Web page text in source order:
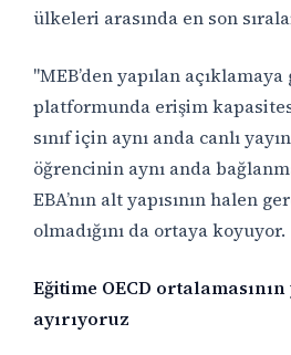
ülkeleri arasında en son
"MEB’den yapılan açıklamaya
platformunda erişim
sınıf için aynı anda canlı
öğrencinin aynı anda
EBA’nın alt yapısının halen
olmadığını da ortaya koyuyor.
Eğitime OECD
ayırıyoruz